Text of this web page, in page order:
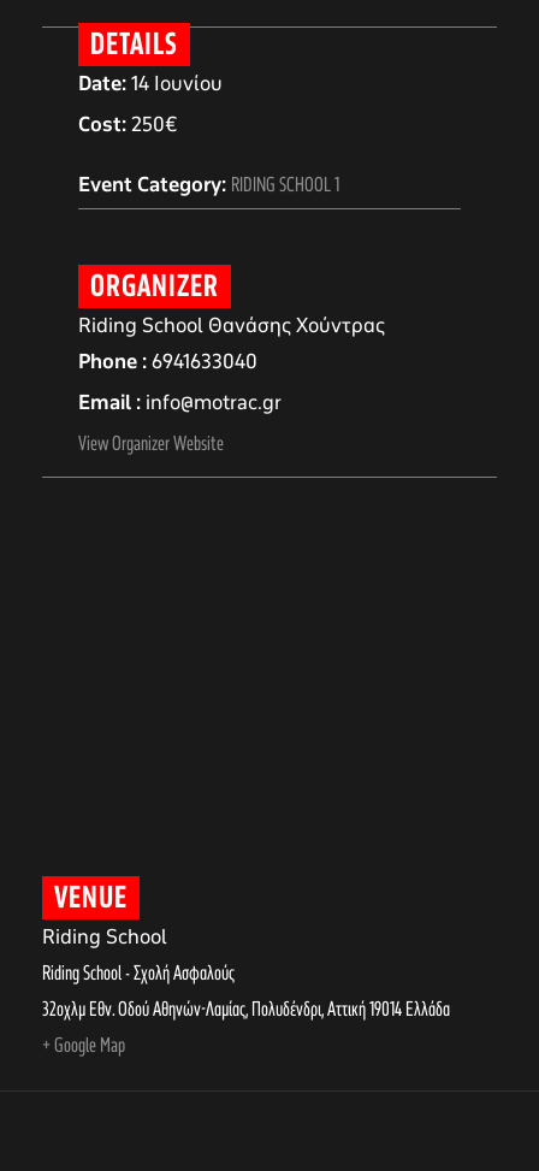
DETAILS
Date:14 Ιουνίου
Cost:250€
Event Category: RIDING SCHOOL 1
ORGANIZER
Riding School Θανάσης Χούντρας
Phone 6941633040
Email info@motrac.gr
View Organizer Website
VENUE
Riding School
Riding School - Σχολή Ασφαλούς
32οχλμ Εθν. Οδού Αθηνών-Λαμίας, Πολυδένδρι,Αττική19014Ελλάδα
+ Google Map